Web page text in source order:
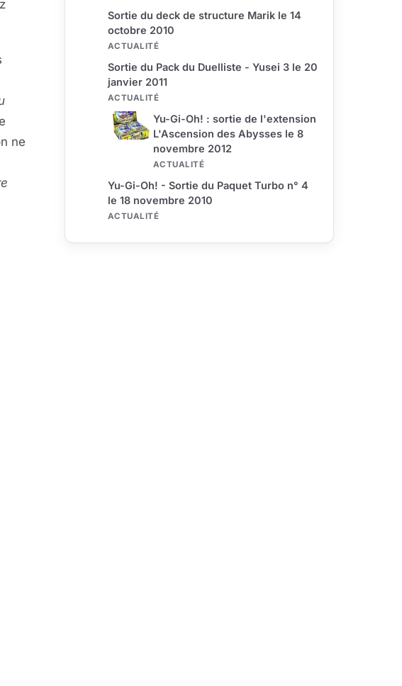
ne
Sortie du deck de structure Marik le 14
octobre 2010
ACTUALITÉ
Sortie du Pack du Duelliste - Yusei 3 le 20
janvier 2011
ACTUALITÉ
Yu-Gi-Oh! : sortie de l'extension
L'Ascension des Abysses le 8
novembre 2012
ACTUALITÉ
Yu-Gi-Oh! - Sortie du Paquet Turbo n° 4
le 18 novembre 2010
ACTUALITÉ